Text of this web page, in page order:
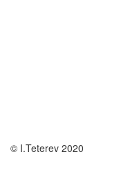
© I.Teterev 2020